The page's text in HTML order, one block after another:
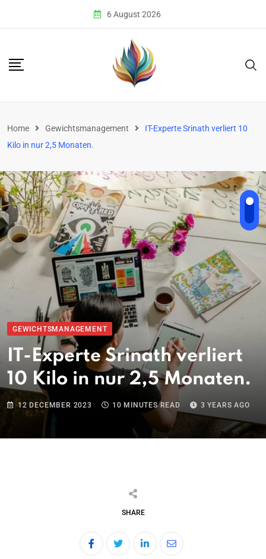
6 August 2026
Home Gewichtsmanagement
IT-Experte Srinath verliert 10
Kilo in nur 2,5 Monaten.
GEWICHTSMANAGEMENT
IT-Experte Srinath verliert
10 Kilo in nur 2,5 Monaten.
12 DECEMBER 2023 10 MINUTES READ 3 YEARS AGO
SHARE
LinkedInShare